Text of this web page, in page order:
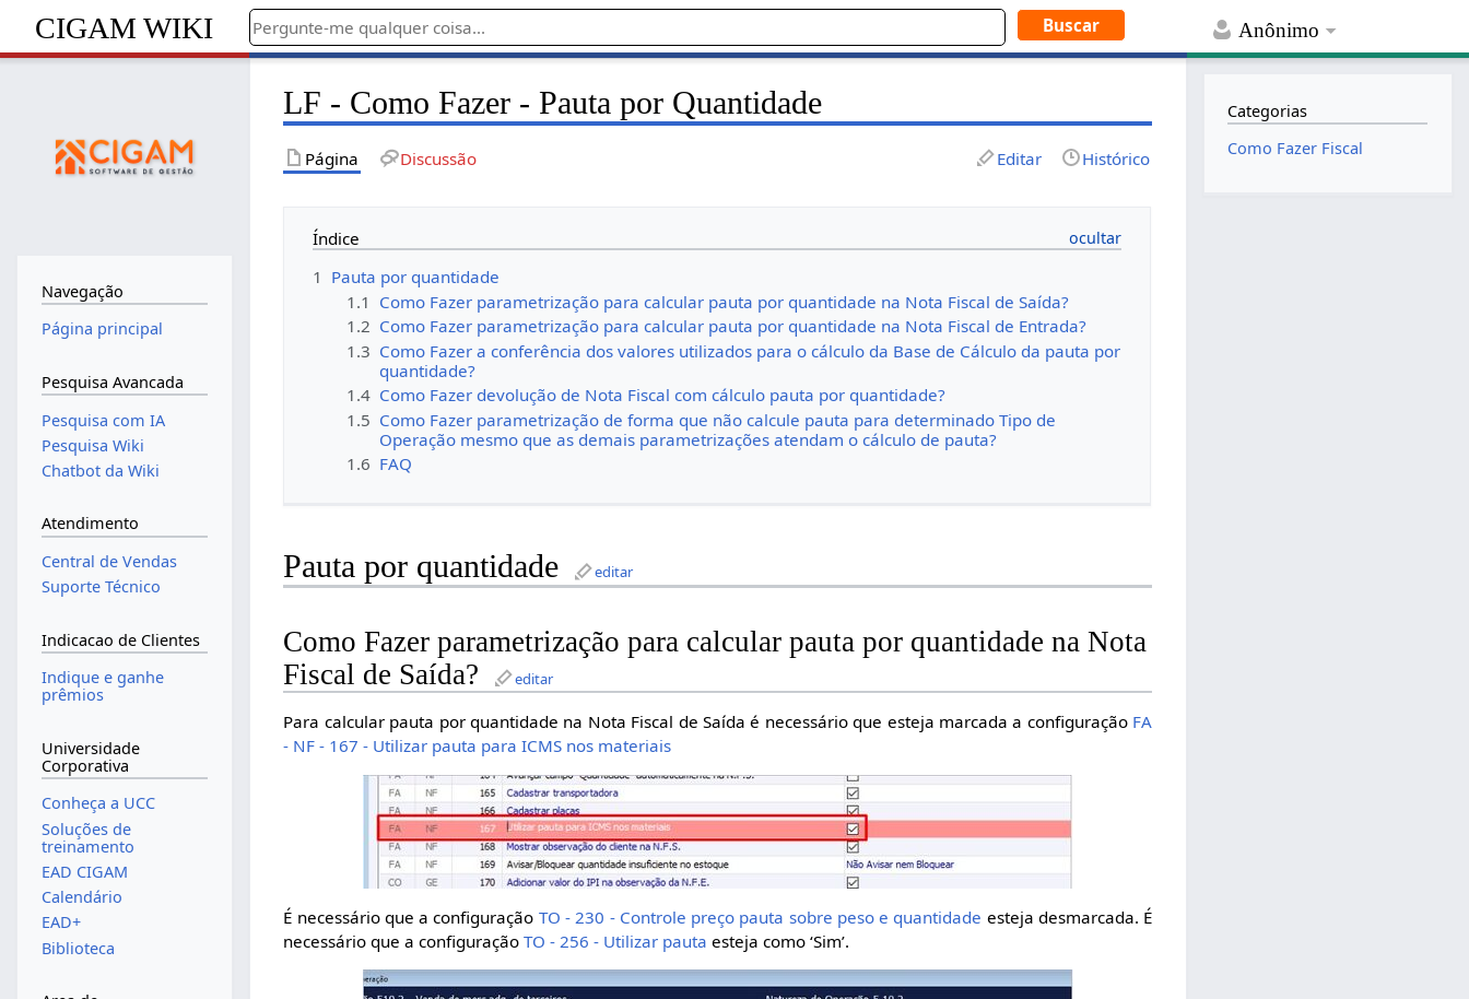
Anônimo
CIGAM WIKI
LF - Como Fazer - Pauta por Quantidade
Página Discussão Editar Histórico
Índice
1 Pauta por quantidade
1.1 Como Fazer parametrização para calcular pauta por quantidade na Nota Fiscal de Saída?
1.2 Como Fazer parametrização para calcular pauta por quantidade na Nota Fiscal de Entrada?
1.3 Como Fazer a conferência dos valores utilizados para o cálculo da Base de Cálculo da pauta por
quantidade?
1.4 Como Fazer devolução de Nota Fiscal com cálculo pauta por quantidade?
1.5 Como Fazer parametrização de forma que não calcule pauta para determinado Tipo de
Operação mesmo que as demais parametrizações atendam o cálculo de pauta?
1.6 FAQ
Pauta por quantidade editar
Como Fazer parametrização para calcular pauta por quantidade na Nota
Fiscal de Saída?
editar
Para calcular pauta por quantidade na Nota Fiscal de Saída é necessário que esteja marcada a configuração FA
- NF - 167 - Utilizar pauta para ICMS nos materiais
É necessário que a configuração TO - 230 - Controle preço pauta sobre peso e quantidade esteja desmarcada. É
necessário que a configuraçãoTO - 256 - Utilizar pauta esteja como ‘Sim’.
Navegação
Página principal
Pesquisa Avancada
Pesquisa com IA
Pesquisa Wiki
Chatbot da Wiki
Atendimento
Central de Vendas
Suporte Técnico
Indicacao de Clientes
Indique e ganhe
prêmios
Universidade
Corporativa
Conheça a UCC
Soluções de
treinamento
EAD CIGAM
Calendário
EAD+
Biblioteca
Categorias
Como Fazer Fiscal